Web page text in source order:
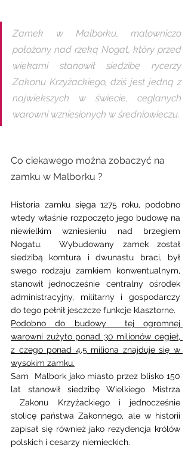
Zamek w Malborku, malowniczo
położony nad rzeką Nogat, który przed
wiekami stanowił siedzibę rycerzy
Zakonu Krzyżackiego, dziś jest jedną z
najwiekszych w świecie, ceglanych
Co ciekawego można zobaczyć na
zamku w Malborku ?
Historia zamku sięga 1275 roku, podobno
wtedy właśnie rozpoczęto jego budowę na
niewielkim wzniesieniu nad brzegiem
Nogatu.  Wybudowany zamek został
siedzibą komtura i dwunastu braci, był
swego rodzaju zamkiem konwentualnym,
stanowił jednocześnie centralny ośrodek
administracyjny, militarny i gospodarczy
do tego pełnił jesczcze funkcje klasztorne.
Podobno do budowy  tej ogromnej
warowni zużyto ponad 30 milionów cegieł,
z czego ponad 4,5 miliona znajduje się w
wysokim zamku.
Sam  Malbork jako miasto przez blisko 150
lat stanowił siedzibę Wielkiego Mistrza
Zakonu Krzyżackiego i jednocześnie
stolicę państwa Zakonnego, ale w historii
zapisał się również jako rezydencja królów
polskich i cesarzy niemieckich.